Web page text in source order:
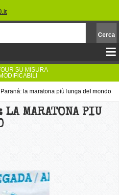
SU MISURA
la maratona più lunga del mondo
LA MARATONA PIÙ